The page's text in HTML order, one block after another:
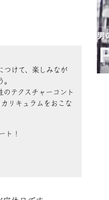
つけて、楽しみなが
テクスチャーコント
リキュラムをおこな
ト！